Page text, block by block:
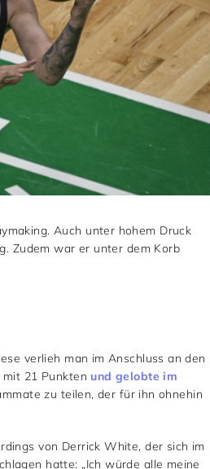
Auch unter hohem Druck
Zudem war er unter dem Korb
verlieh man im Anschluss an den
mit 21 Punkten und gelobte im
zu teilen, der für ihn ohnehin
von Derrick White, der sich im
hatte: „Ich würde alle meine